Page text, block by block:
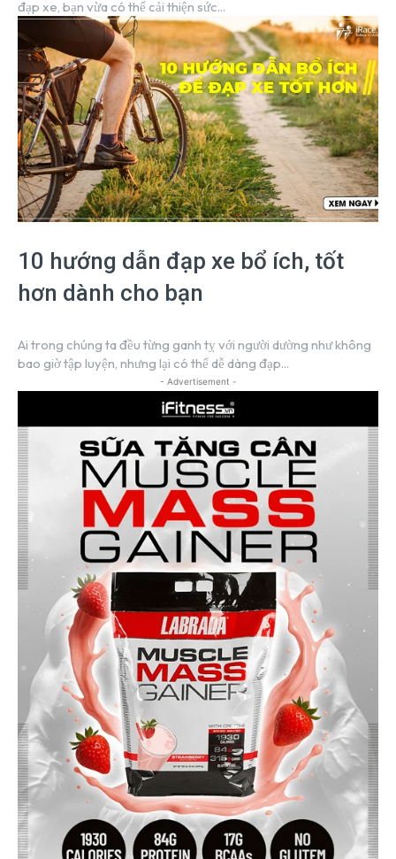
đạp xe, bạn vừa có thể cải thiện sức...
10 hướng dẫn đạp xe bổ ích, tốt
hơn dành cho bạn
Ai trong chúng ta đều từng ganh tỵ với người dường như không
bao giờ tập luyện, nhưng lại có thể dễ dàng đạp...
- Advertisement -